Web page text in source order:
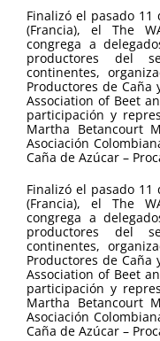
Finalizó el pasado
(Francia), el The
congrega a
productores del
continentes,
Productores de Caña
Association of Beet
participación y
Martha Betancourt
Asociación
Caña de Azúcar –
Finalizó el pasado
(Francia), el The
congrega a
productores del
continentes,
Productores de Caña
Association of Beet
participación y
Martha Betancourt
Asociación
Caña de Azúcar –